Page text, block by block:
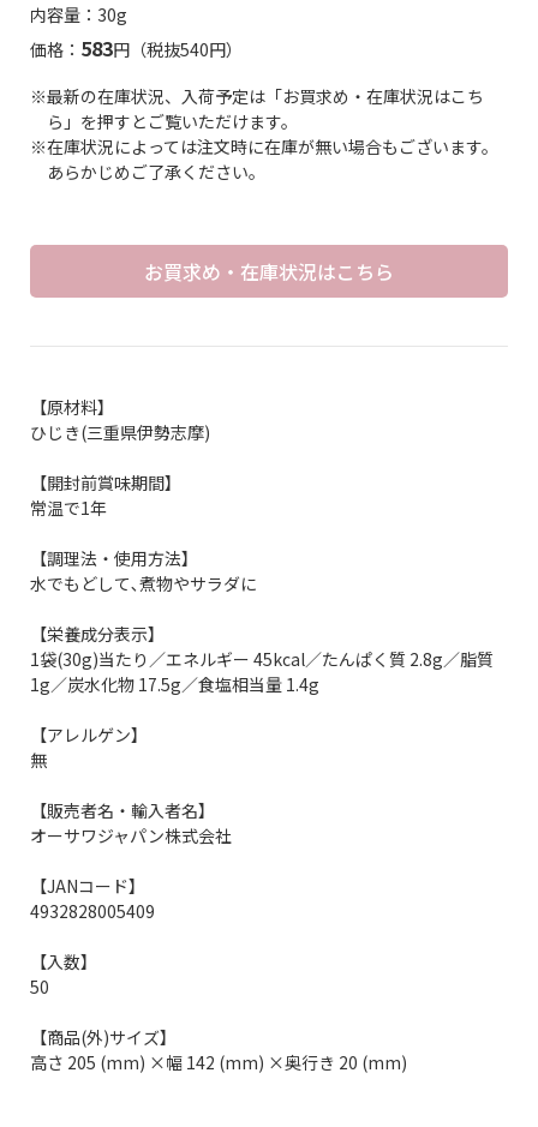
内容量：30g
価格： 583円（税抜540円）
※最新の在庫状況、入荷予定は「お買求め・在庫状況はこち
ら」を押すとご覧いただけます。
※在庫状況によっては注文時に在庫が無い場合もございます。
あらかじめご了承ください。
お買求め・在庫状況はこちら
【原材料】
ひじき(三重県伊勢志摩)
【開封前賞味期間】
常温で1年
【調理法・使用方法】
水でもどして､煮物やサラダに
【栄養成分表示】
1袋(30g)当たり／エネルギー 45kcal／たんぱく質 2.8g／脂質
1g／炭水化物 17.5g／食塩相当量 1.4g
【アレルゲン】
無
【販売者名・輸入者名】
オーサワジャパン株式会社
【JANコード】
4932828005409
【入数】
50
【商品(外)サイズ】
高さ 205 (mm) ×幅 142 (mm) ×奥行き 20 (mm)